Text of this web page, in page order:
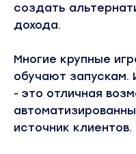
создать
дохода.
Многие крупные
обучают запускам.
- это отличная
источник клиентов.